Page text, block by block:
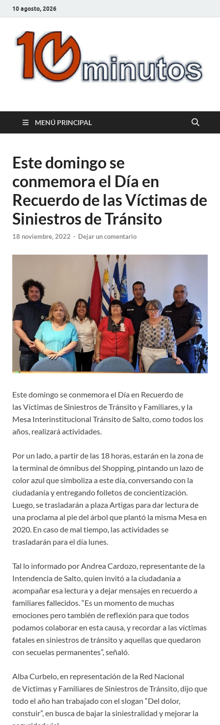
10 agosto, 2026
10minutos.com.uy
MENÚ PRINCIPAL
Este domingo se
conmemora el Día en
Recuerdo de las Víctimas de
Siniestros de Tránsito
18 noviembre, 2022 - Dejar un comentario
Este domingo se conmemora el Día en Recuerdo de
las Víctimas de Siniestros de Tránsito y Familiares, y la
Mesa Interinstitucional Tránsito de Salto, como todos los
años, realizará actividades.
Por un lado, a partir de las 18 horas, estarán en la zona de
la terminal de ómnibus del Shopping, pintando un lazo de
color azul que simboliza a este día, conversando con la
ciudadanía y entregando folletos de concientización.
Luego, se trasladarán a plaza Artigas para dar lectura de
una proclama al pie del árbol que plantó la misma Mesa en
2020. En caso de mal tiempo, las actividades se
trasladarán para el día lunes.
Tal lo informado por Andrea Cardozo, representante de la
Intendencia de Salto, quien invitó a la ciudadanía a
acompañar esa lectura y a dejar mensajes en recuerdo a
familiares fallecidos. “Es un momento de muchas
emociones pero también de reflexión para que todos
podamos colaborar en esta causa, y recordar a las víctimas
fatales en siniestros de tránsito y aquellas que quedaron
con secuelas permanentes”, señaló.
Alba Curbelo, en representación de la Red Nacional
de Víctimas y Familiares de Siniestros de Tránsito, dijo que
todo el año han trabajado con el slogan “Del dolor,
constuir”, en busca de bajar la siniestralidad y mejorar la